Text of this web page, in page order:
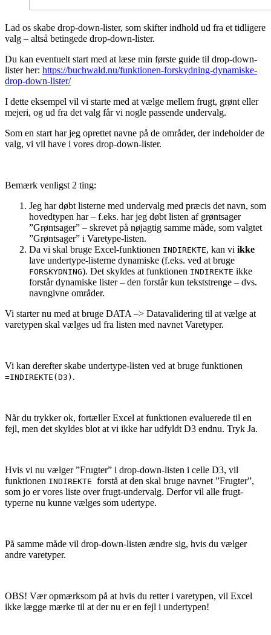
Lad os skabe drop-down-lister, som skifter indhold ud fra et tidligere
valg – altså betingede drop-down-lister.
Du kan eventuelt start med at læse min første guide til drop-down-
lister her: https://buchwald.nu/funktionen-forskydning-dynamiske-
drop-down-lister/
I dette eksempel vil vi starte med at vælge mellem frugt, grønt eller
mejeri, og ud fra det valg får vi nogle passende undervalg.
Som en start har jeg oprettet navne på de områder, der indeholder de
valg, vi vil have i vores drop-down-lister.
Bemærk venligst 2 ting:
Jeg har døbt listerne med undervalg med præcis det navn, som
hovedtypen har – f.eks. har jeg døbt listen af grøntsager
”Grøntsager” – skrevet på nøjagtig samme måde, som valgtet
”Grøntsager” i Varetype-listen.
Da vi skal bruge Excel-funktionen INDIREKTE, kan vi ikke
lave undertype-listerne dynamiske (f.eks. ved at bruge
FORSKYDNING). Det skyldes at funktionen INDIREKTE ikke
forstår dynamiske lister – den forstår kun tekststrenge – dvs.
navngivne områder.
Vi starter nu med at bruge DATA –> Datavalidering til at vælge at
varetypen skal vælges ud fra listen med navnet Varetyper.
Vi kan derefter skabe undertype-listen ved at bruge funktionen
=INDIREKTE(D3) .
Når du trykker ok, fortæller Excel at funktionen evaluerede til en
fejl, men det skyldes blot at vi ikke har udfyldt D3 endnu. Tryk Ja.
Hvis vi nu vælger ”Frugter” i drop-down-listen i celle D3, vil
funktionen INDIREKTE forstå at den skal bruge navnet ”Frugter”,
som jo er vores liste over frugt-undervalg. Derfor vil alle frugt-
typerne nu kunne vælges som udertype.
På samme måde vil drop-down-listen ændre sig, hvis du vælger
andre varetyper.
OBS! Vær opmærksom på at hvis du retter i varetypen, vil Excel
ikke lægge mærke til at der nu er en fejl i undertypen!